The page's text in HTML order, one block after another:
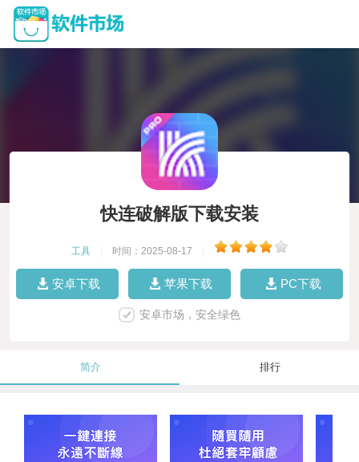
快连破解版下载安装
工具 时间：2025-08-17
安卓下载 苹果下载 PC下载
安卓市场，安全绿色
简介 排行